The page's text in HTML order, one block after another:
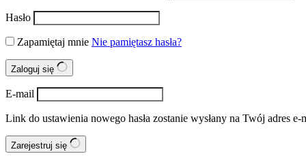
Hasło
Zapamiętaj mnie Nie pamiętasz hasła?
Zaloguj się
E-mail
Link do ustawienia nowego hasła zostanie wysłany na Twój adres e-
Zarejestruj się